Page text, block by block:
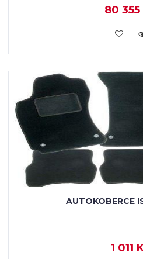
80 355
AUTOKOBERCE
1 011